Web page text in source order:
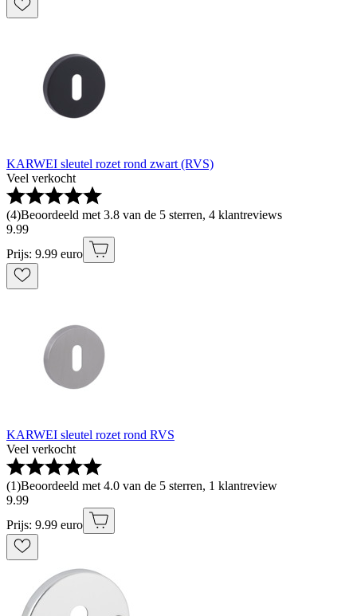
KARWEI sleutel rozet rond zwart (RVS)
Veel verkocht
(4)Beoordeeld met 3.8 van de 5 sterren, 4 klantreviews
9.99
Prijs: 9.99 euro
KARWEI sleutel rozet rond RVS
Veel verkocht
(1)Beoordeeld met 4.0 van de 5 sterren, 1 klantreview
9.99
Prijs: 9.99 euro